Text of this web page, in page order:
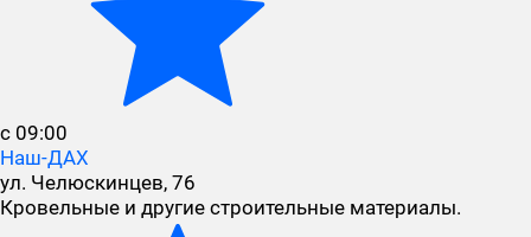
с 09:00
Наш-ДАХ
ул. Челюскинцев, 76
Кровельные и другие строительные материалы.